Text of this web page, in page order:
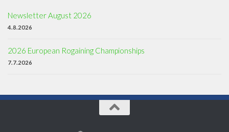
Newsletter August 2026
4.8.2026
2026 European Rogaining Championships
7.7.2026